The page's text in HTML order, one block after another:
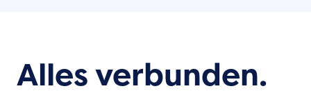
Alles verbunden.